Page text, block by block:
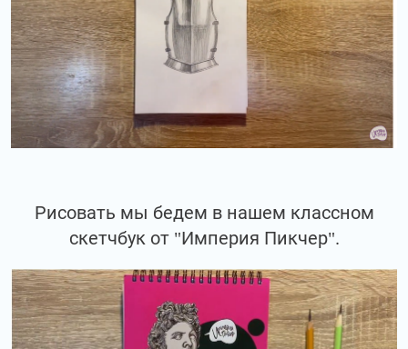
Рисовать мы бедем в нашем классном
скетчбук от "Империя Пикчер".